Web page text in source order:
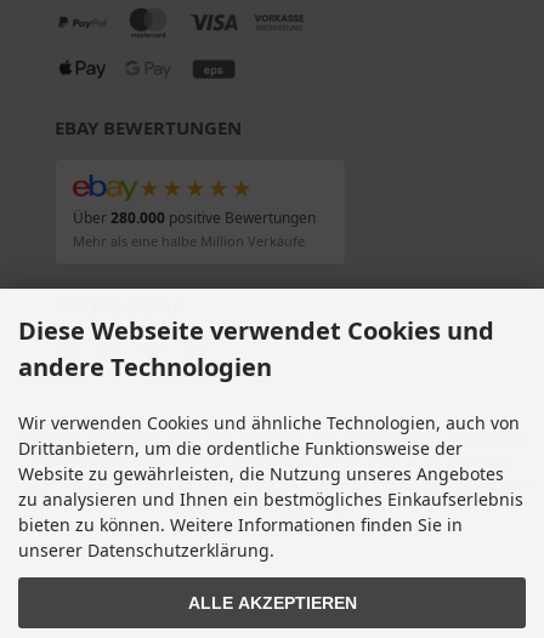
EBAY BEWERTUNGEN
★★★★★
Über280.000positive Bewertungen
Mehr als eine halbe Million Verkäufe
Alle Preise inkl. gesetzl. MwSt. zzgl. Versandkosten . Die durchgestrichenen Preise
entsprechen dem bisherigen Preis bei Motorradteile & Motorrad Ersatzteile.
Motorradteile & Motorrad Ersatzteile © 2026 | Template © 2009-2026 by modified
eCommerce Shopsoftware
modified eCommerce Shopsoftware © 2009-2026
Diese Webseite verwendet Cookies und
andere Technologien
Wir verwenden Cookies und ähnliche Technologien, auch von
Drittanbietern, um die ordentliche Funktionsweise der
Website zu gewährleisten, die Nutzung unseres Angebotes
zu analysieren und Ihnen ein bestmögliches Einkaufserlebnis
bieten zu können. Weitere Informationen finden Sie in
unserer Datenschutzerklärung.
ALLE AKZEPTIEREN